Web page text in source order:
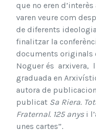
que no eren
varen veure com
de diferents
finalitzar la
documents originals
Noguer és arxivera,
graduada en
autora de
publicat Sa Riera.
Fraternal. 125 anysi
unes cartes”.